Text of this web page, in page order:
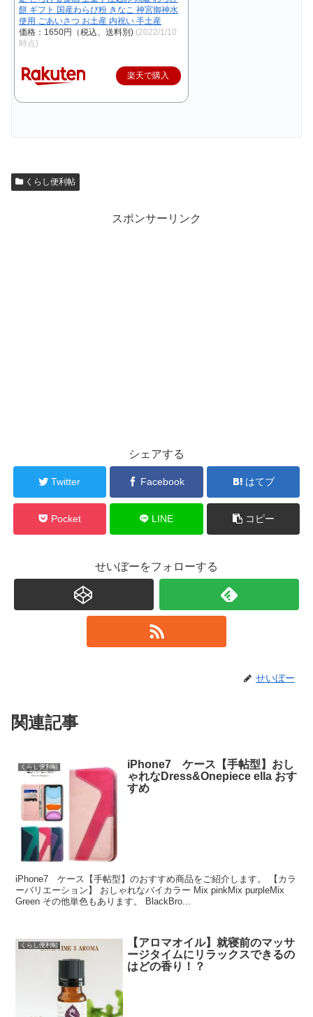
餅 ギフト 国産わらび粉 きなこ 神宮御神水
使用 ごあいさつ お土産 内祝い 手土産
価格：1650円（税込、送料別) (2022/1/10
時点)
楽天で購入
くらし便利帖
スポンサーリンク
シェアする
Twitter Facebook はてブ
Pocket LINE コピー
せいぼーをフォローする
せいぼー
関連記事
くらし便利帖
iPhone7 ケース【手帖型】おし
ゃれなDress&Onepiece ella おす
すめ
iPhone7 ケース【手帖型】のおすすめ商品をご紹介します。 【カラ
ーバリエーション】 おしゃれなバイカラー Mix pinkMix purpleMix
Green その他単色もあります。 BlackBro...
くらし便利帖
【アロマオイル】就寝前のマッサ
ージタイムにリラックスできるの
はどの香り！？